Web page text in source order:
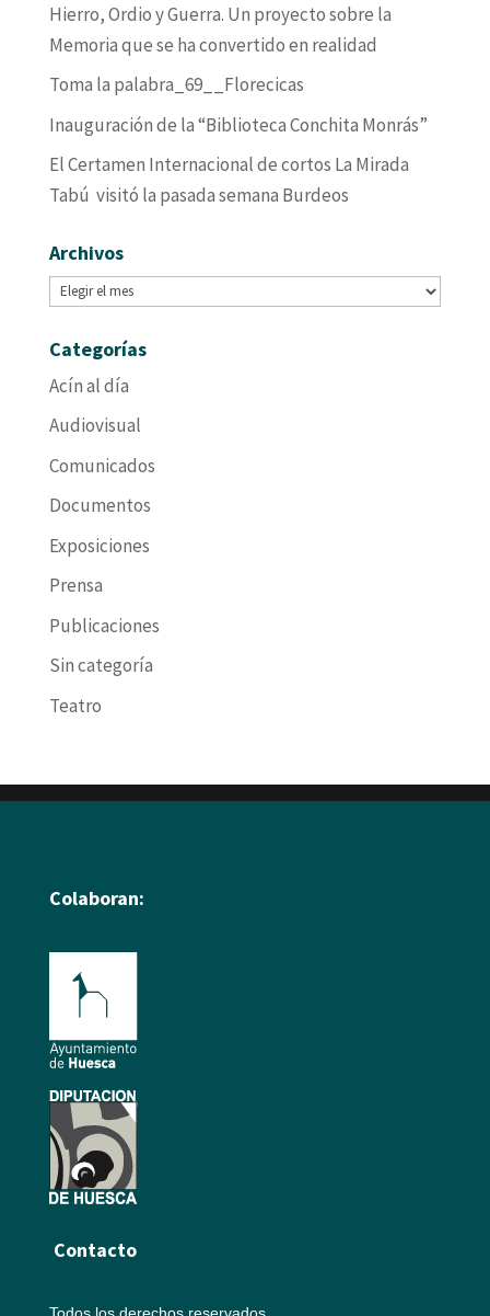
Hierro, Ordio y Guerra. Un proyecto sobre la
Memoria que se ha convertido en realidad
Toma la palabra_69__Florecicas
Inauguración de la “Biblioteca Conchita Monrás”
El Certamen Internacional de cortos La Mirada
Tabú visitó la pasada semana Burdeos
Archivos
Archivos
Categorías
Acín al día
Audiovisual
Comunicados
Documentos
Exposiciones
Prensa
Publicaciones
Sin categoría
Teatro
Colaboran:
Contacto